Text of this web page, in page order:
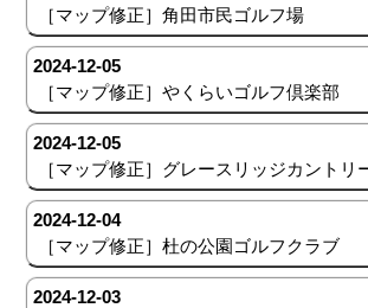
［マップ修正］角田市民ゴルフ場
2024-12-05
［マップ修正］やくらいゴルフ倶楽部
2024-12-05
［マップ修正］グレースリッジカントリ
2024-12-04
［マップ修正］杜の公園ゴルフクラブ
2024-12-03